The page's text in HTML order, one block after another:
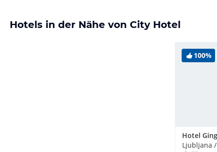
Hotels in der Nähe von City Hotel
100%
Hotel
Ljubljana